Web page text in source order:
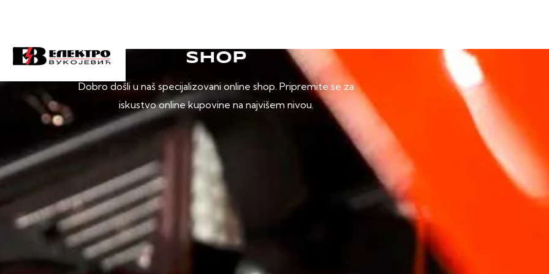
SHOP
Dobro došli u naš specijalizovani online shop. Pripremite se za
iskustvo online kupovine na najvišem nivou.